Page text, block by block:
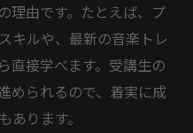
理由です。たとえば、プ
キルや、最新の音楽トレ
直接学べます。受講生の
められるので、着実に成
ります。